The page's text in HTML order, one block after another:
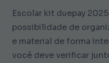
Escolar kit duepay
possibilidade de
e material de forma
você deve verificar